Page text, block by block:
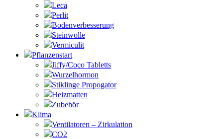
Leca
Perlit
Bodenverbesserung
Steinwolle
Vermiculit
Pflanzenstart
Jiffy/Coco Tabletts
Wurzelhormon
Stiklinge Propogator
Heizmatten
Zubehör
Klima
Ventilatoren – Zirkulation
CO2